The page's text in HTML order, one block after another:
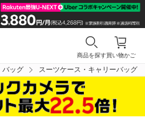
買い物かご
商品を探す
バッグ スーツケース・キャリーバッグ